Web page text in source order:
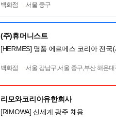
백화점 서울 중구
(주)휴머니스트
[HERMES] 명품 에르메스 코리아 전국
백화점 서울 강남구,서울 중구,부산 해운대
리모와코리아유한회사
[RIMOWA] 신세계 광주 채용